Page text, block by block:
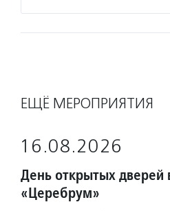
ЕЩЁ МЕРОПРИЯТИЯ
16.08.2026
День открытых дверей
«Церебрум»